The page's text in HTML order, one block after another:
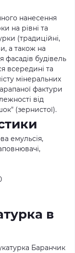
нанесення
на рівні та
(традиційні,
а також на
будівель
всередині та
мінеральних
фактури
від
(зернистої).
емульсія,
в
Баранчик